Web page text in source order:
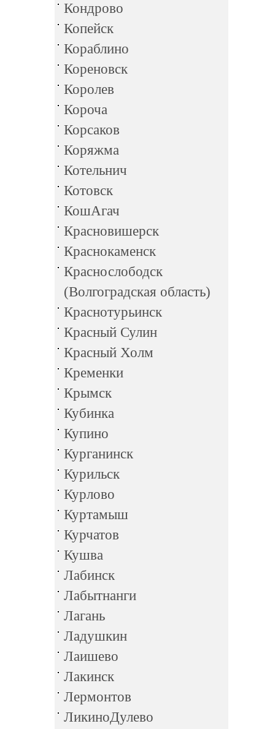
Кондрово
Копейск
Кораблино
Кореновск
Королев
Короча
Корсаков
Коряжма
Котельнич
Котовск
КошАгач
Красновишерск
Краснокаменск
Краснослободск
(Волгоградская область)
Краснотурьинск
Красный Сулин
Красный Холм
Кременки
Крымск
Кубинка
Купино
Курганинск
Курильск
Курлово
Куртамыш
Курчатов
Кушва
Лабинск
Лабытнанги
Лагань
Ладушкин
Лаишево
Лакинск
Лермонтов
ЛикиноДулево